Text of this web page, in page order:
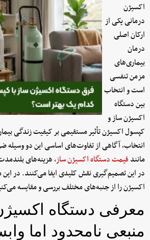
اکسیژن
درمانی یکی از
ارکان اصلی
درمان
بیماری‌های
مزمن تنفسی
است و انتخاب
بین دستگاه
اکسیژن ساز و
کپسول اکسیژن تأثیر مستقیمی بر کیفیت زندگی
انتخاب، آگاهی از تفاوت‌های اساسی این دو وسیله
مانندقیمت دستگاه اکسیژن ساز، هزینه‌های
در این تصمیم‌گیری نقش کلیدی ایفا می‌کنند. در این
اکسیژن را از جنبه‌های مختلف بررسی و مقایسه
معرفی دستگاه
منبعی نامحدود اما